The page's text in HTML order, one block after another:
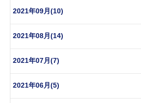
2021年09月(10)
2021年08月(14)
2021年07月(7)
2021年06月(5)